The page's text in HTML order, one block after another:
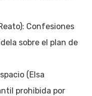
Confesiones
sobre el plan de
(Elsa
prohibida por